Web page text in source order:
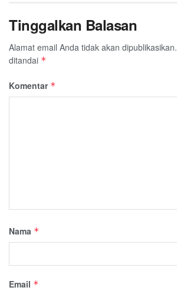
Tinggalkan Balasan
Alamat email Anda tidak akan dipublikasikan.
ditandai *
Komentar *
Nama *
Email *